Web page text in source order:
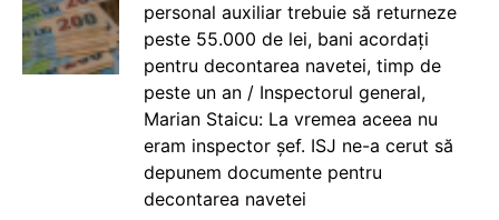
personal auxiliar trebuie să returneze
peste 55.000 de lei, bani acordați
pentru decontarea navetei, timp de
peste un an / Inspectorul general,
Marian Staicu: La vremea aceea nu
eram inspector șef. ISJ ne-a cerut să
depunem documente pentru
decontarea navetei